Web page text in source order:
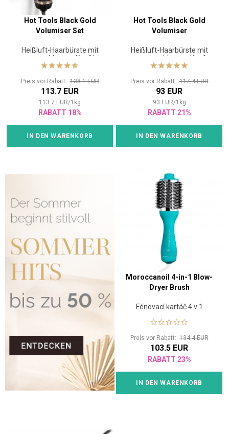
Hot Tools Black Gold
Volumiser Set
Heißluft-Haarbürste mit
austauschbarem Kopf im
Set
Preis vor Rabatt:138.1 EUR
113.7 EUR
113.7 EUR/1 kg
RABATT 18%
IN DEN WARENKORB
Hot Tools Black Gold
Volumiser
Heißluft-Haarbürste mit
austauschbarem Kopf
Preis vor Rabatt:117.4 EUR
93 EUR
93 EUR/1 kg
RABATT 21%
IN DEN WARENKORB
Moroccanoil 4-in-1 Blow-
Dryer Brush
Fénovací kartáč 4 v 1
Preis vor Rabatt:134.4 EUR
103.5 EUR
RABATT 23%
IN DEN WARENKORB